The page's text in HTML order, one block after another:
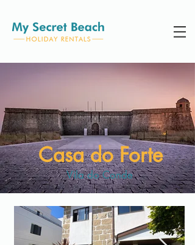
Casa do Forte
Vila do Conde